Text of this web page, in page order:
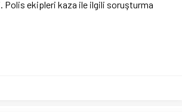
Polis ekipleri kaza ile ilgili soruşturma